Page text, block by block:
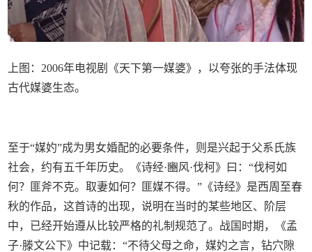
上图：2006年电视剧《天下第一媒婆》，以夸张的手法体现
古代媒婆生态。
至于“媒妁”成为男女婚配的必要条件，则是兴起于父系氏族
社会，约有五千年历史。《诗经·豳风·伐柯》曰：“伐柯如
何？匪斧不克。取妻如何？匪媒不得。”《诗经》是西周至春
秋的作品，这首诗的出现，说明在当时的某些地区、阶层
中，已经开始遵从比较严格的礼制规范了。战国时期，《孟
子·滕文公下》中记载：“不待父母之命，媒妁之言，钻穴隙